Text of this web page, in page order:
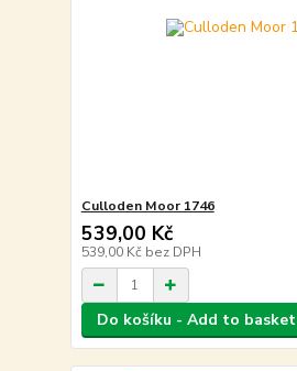
Culloden Moor 1746
539,00 Kč
539,00 Kč bez DPH
Do košíku - Add to basket